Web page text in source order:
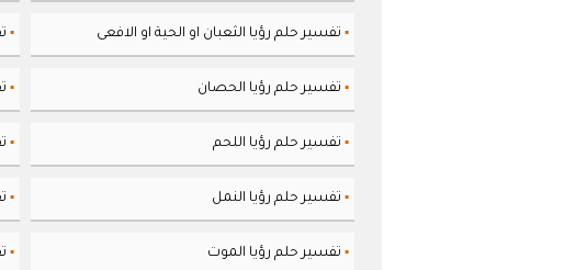
▪ تفسير حلم رؤيا الثعبان او الحية او الافعى ▪
▪ تفسير حلم رؤيا الحصان ▪
▪ تفسير حلم رؤيا اللحم ▪
▪ تفسير حلم رؤيا النمل ▪
▪ تفسير حلم رؤيا الموت ▪